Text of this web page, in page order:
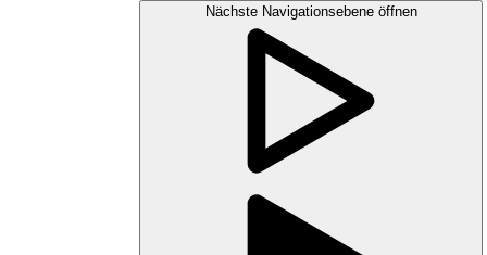
Nächste Navigationsebene öffnen